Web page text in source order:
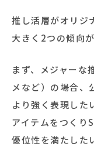
推し活層がオリジ
大きく2つの傾向
まず、メジャーな
メなど）の場合、
より強く表現した
アイテムをつくり
優位性を満たした